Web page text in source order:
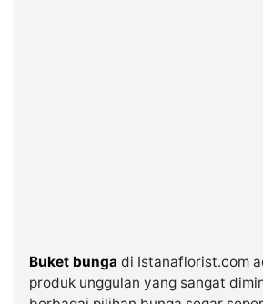
Buket bunga di Istanaflorist.com
produk unggulan yang sangat